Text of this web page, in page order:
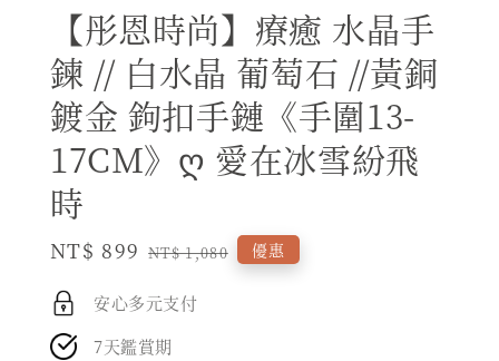
【彤恩時尚】療癒 水晶手
鍊 // 白水晶 葡萄石 //黃銅
鍍金 鉤扣手鏈《手圍13-
17CM》ღ 愛在冰雪紛飛
時
Sale
NT$ 899 Regular
NT$ 1,080 優惠
安心多元支付
7天鑑賞期